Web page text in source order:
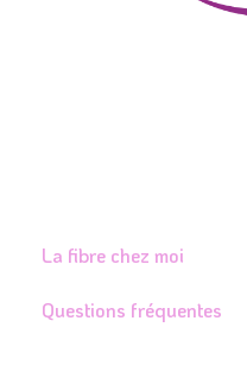
La fibre chez moi
Questions fréquentes